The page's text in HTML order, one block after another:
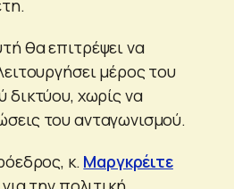
θα επιτρέψει να
μέρος του
δικτύου, χωρίς να
του ανταγωνισμού.
κ. Μαργκρέιτε